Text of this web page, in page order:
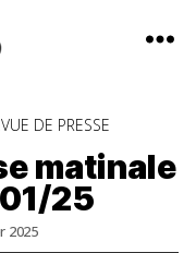
DE PRESSE
matinale
25
2025